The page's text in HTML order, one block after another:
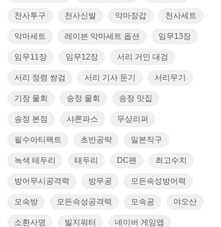
천사투구 천사신발 악마장갑 천사세트
악마세트 레이븐 악마세트 옵션 임무13장
임무11장 임무12장 서리 거인 대검
서리 정령 쌍검 서리 기사 둔기 서리무기
기장 물회 송정 물회 송정 맛집
송정 본점 샤론파스 무상리퍼
필수아티팩트 초반공략 일본직구
녹색 테두리 태두리 DC팬 최고수치
방어무시공격력 방무공 모든속성방어력
모속방 모든속성공격력 모속공 야오산
소환사명 빌지워터 네이버 게임앱